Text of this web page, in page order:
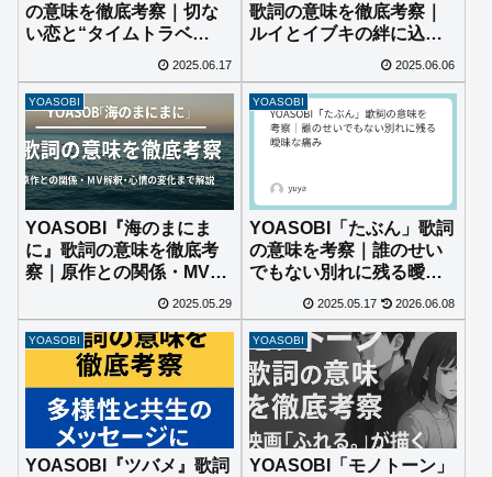
の意味を徹底考察｜切な
い恋と“タイムトラベ
2025.06.17
歌詞の意味を徹底考察｜
ルイとイブキの絆に込め
られた本当の優しさと
は？
2025.06.06
YOASOBI
YOASOBI『海のまにま
に』歌詞の意味を徹底考
察｜原作との関係・MV解
釈・心情の変化まで解説
2025.05.29
YOASOBI
YOASOBI「たぶん」歌詞
の意味を考察｜誰のせい
でもない別れに残る曖昧
2025.05.17 2026.06.08
YOASOBI
YOASOBI『ツバメ』歌詞
YOASOBI
YOASOBI「モノトーン」